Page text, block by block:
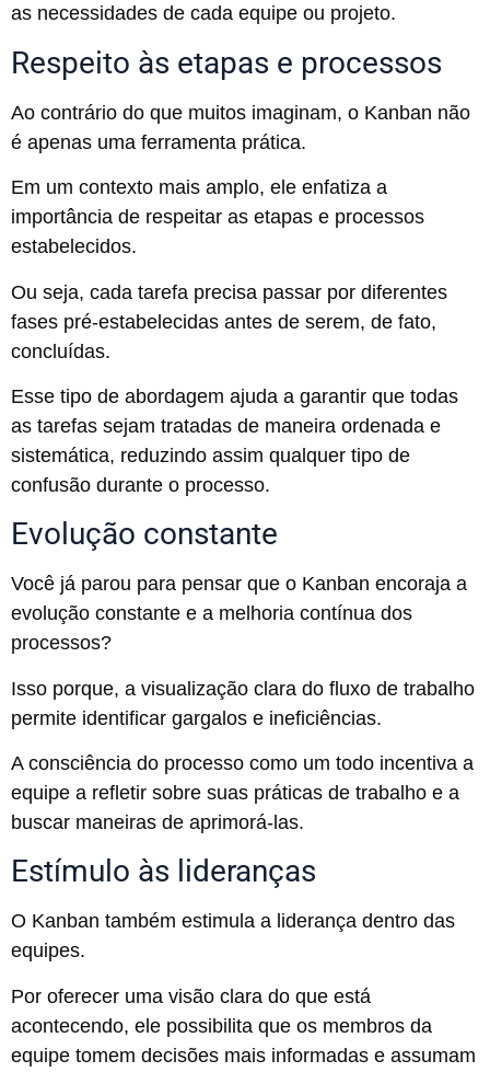
as necessidades de cada equipe ou projeto.
Respeito às etapas e processos
Ao contrário do que muitos imaginam, o Kanban não
é apenas uma ferramenta prática.
Em um contexto mais amplo, ele enfatiza a
importância de respeitar as etapas e processos
estabelecidos.
Ou seja, cada tarefa precisa passar por diferentes
fases pré-estabelecidas antes de serem, de fato,
concluídas.
Esse tipo de abordagem ajuda a garantir que todas
as tarefas sejam tratadas de maneira ordenada e
sistemática, reduzindo assim qualquer tipo de
confusão durante o processo.
Evolução constante
Você já parou para pensar que o Kanban encoraja a
evolução constante e a melhoria contínua dos
processos?
Isso porque, a visualização clara do fluxo de trabalho
permite identificar gargalos e ineficiências.
A consciência do processo como um todo incentiva a
equipe a refletir sobre suas práticas de trabalho e a
buscar maneiras de aprimorá-las.
Estímulo às lideranças
O Kanban também estimula a liderança dentro das
equipes.
Por oferecer uma visão clara do que está
acontecendo, ele possibilita que os membros da
equipe tomem decisões mais informadas e assumam